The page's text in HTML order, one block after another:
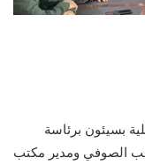
بسيئون برئاسة
الصوفي ومدير مكتب